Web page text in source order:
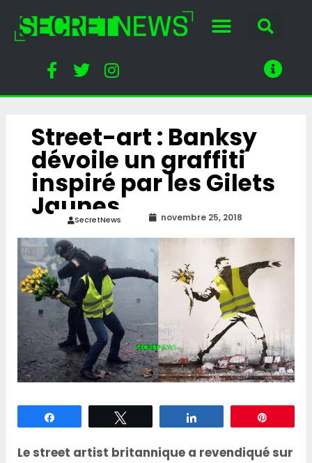
Street-art : Banksy
dévoile un graffiti
inspiré par les Gilets
Jaunes
SecretNews novembre 25, 2018
Le street artist britannique a revendiqué sur